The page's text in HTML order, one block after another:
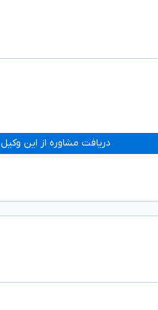
دریافت مشاوره از این وکیل